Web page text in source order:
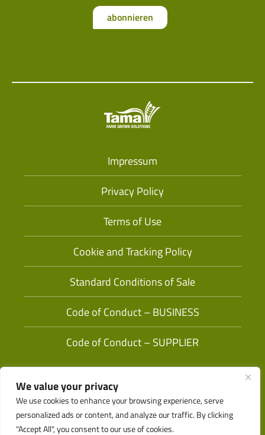
We value your privacy
We use cookies to enhance your browsing experience, serve
personalized ads or content, and analyze our traffic. By clicking
"Accept All", you consent to our use of cookies.
abonnieren
Impressum
Privacy Policy
Terms of Use
Cookie and Tracking Policy
Standard Conditions of Sale
Code of Conduct – BUSINESS
Code of Conduct – SUPPLIER